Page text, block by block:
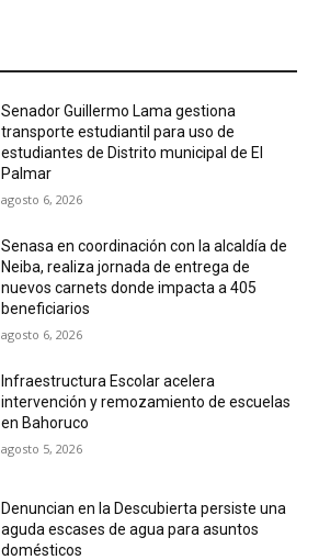
Senador Guillermo Lama gestiona
transporte estudiantil para uso de
estudiantes de Distrito municipal de El
Palmar
agosto 6, 2026
Senasa en coordinación con la alcaldía de
Neiba, realiza jornada de entrega de
nuevos carnets donde impacta a 405
beneficiarios
agosto 6, 2026
Infraestructura Escolar acelera
intervención y remozamiento de escuelas
en Bahoruco
agosto 5, 2026
Denuncian en la Descubierta persiste una
aguda escases de agua para asuntos
domésticos